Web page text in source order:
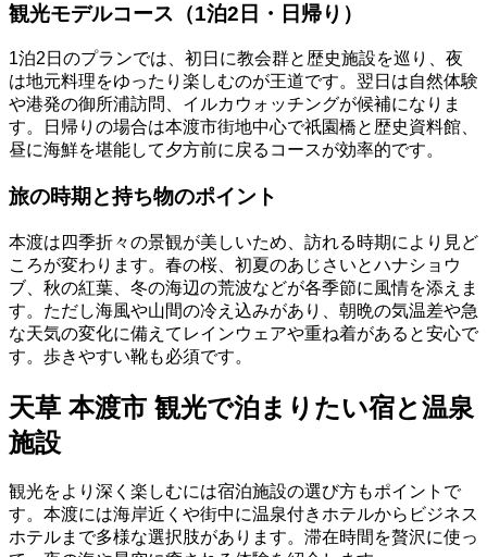
観光モデルコース（1泊2日・日帰り）
1泊2日のプランでは、初日に教会群と歴史施設を巡り、夜
は地元料理をゆったり楽しむのが王道です。翌日は自然体験
や港発の御所浦訪問、イルカウォッチングが候補になりま
す。日帰りの場合は本渡市街地中心で祇園橋と歴史資料館、
昼に海鮮を堪能して夕方前に戻るコースが効率的です。
旅の時期と持ち物のポイント
本渡は四季折々の景観が美しいため、訪れる時期により見ど
ころが変わります。春の桜、初夏のあじさいとハナショウ
ブ、秋の紅葉、冬の海辺の荒波などが各季節に風情を添えま
す。ただし海風や山間の冷え込みがあり、朝晩の気温差や急
な天気の変化に備えてレインウェアや重ね着があると安心で
す。歩きやすい靴も必須です。
天草 本渡市 観光で泊まりたい宿と温泉
施設
観光をより深く楽しむには宿泊施設の選び方もポイントで
す。本渡には海岸近くや街中に温泉付きホテルからビジネス
ホテルまで多様な選択肢があります。滞在時間を贅沢に使っ